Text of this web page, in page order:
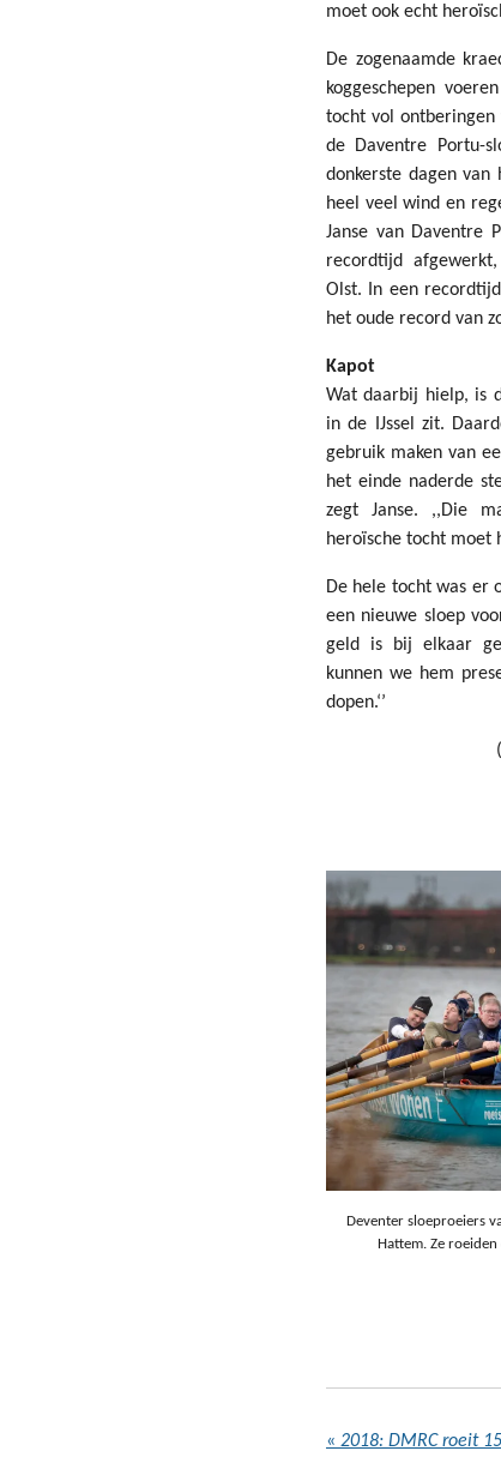
moet ook echt
De zogenaamde
koggeschepen
tocht vol ontberingen
de Daventre Portu-
donkerste dagen van
heel veel wind en
Janse van Daventre
recordtijd
Olst. In een
het oude record van
Kapot
Wat daarbij hielp, is
in de IJssel zit.
gebruik maken van
het einde naderde
zegt Janse. ,,Die
heroïsche tocht moet
De hele tocht was er
een nieuwe sloep
geld is bij elkaar
kunnen we hem
dopen.‘’
Deventer sloeproeiers
Hattem. Ze roeiden
« 2018: DMRC roeit